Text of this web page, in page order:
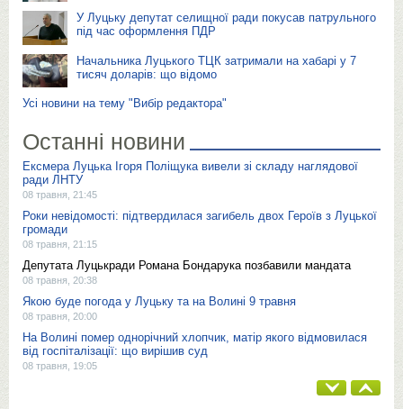
У Луцьку депутат селищної ради покусав патрульного
під час оформлення ПДР
Начальника Луцького ТЦК затримали на хабарі у 7
тисяч доларів: що відомо
Усі новини на тему "Вибір редактора"
Останні новини
Ексмера Луцька Ігоря Поліщука вивели зі складу наглядової
ради ЛНТУ
08 травня, 21:45
Роки невідомості: підтвердилася загибель двох Героїв з Луцької
громади
08 травня, 21:15
Депутата Луцькради Романа Бондарука позбавили мандата
08 травня, 20:38
Якою буде погода у Луцьку та на Волині 9 травня
08 травня, 20:00
На Волині помер однорічний хлопчик, матір якого відмовилася
від госпіталізації: що вирішив суд
08 травня, 19:05